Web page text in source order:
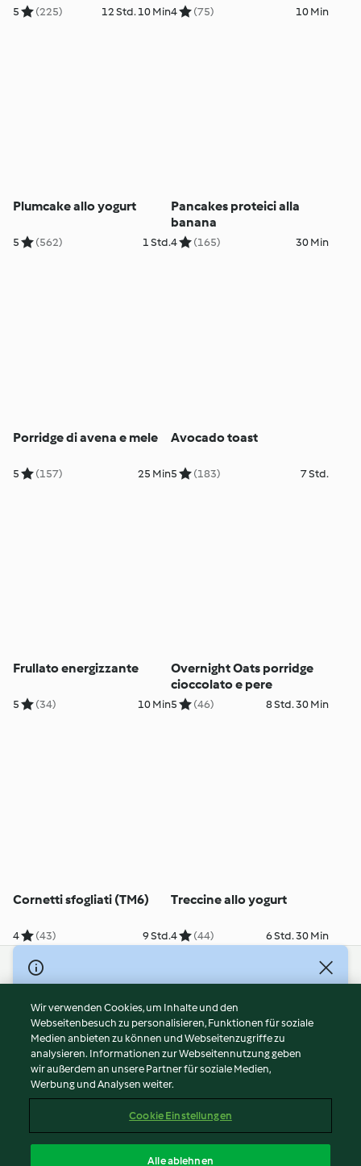
5 (225) 12 Std. 10 Min4 (75) 10 Min
Plumcake allo yogurt
5 (562) 1 Std.
Pancakes proteici alla
banana
4 (165) 30 Min
Porridge di avena e mele
5 (157) 25 Min
Avocado toast
5 (183) 7 Std.
Frullato energizzante
5 (34) 10 Min
Overnight Oats porridge
cioccolato e pere
5 (46) 8 Std. 30 Min
Cornetti sfogliati (TM6)
4 (43) 9 Std.
Treccine allo yogurt
4 (44) 6 Std. 30 Min
© Copyright 2026
Nutzungsbedingungen
Datenschutzrichtlinien
Disclaimer
Impressum
Cookies
Abo kündigen
Wir verwenden Cookies, um Inhalte und den
Webseitenbesuch zu personalisieren, Funktionen für soziale
Medien anbieten zu können und Webseitenzugriffe zu
analysieren. Informationen zur Webseitennutzung geben
wir außerdem an unsere Partner für soziale Medien,
Werbung und Analysen weiter.
Cookie Einstellungen
Alle ablehnen